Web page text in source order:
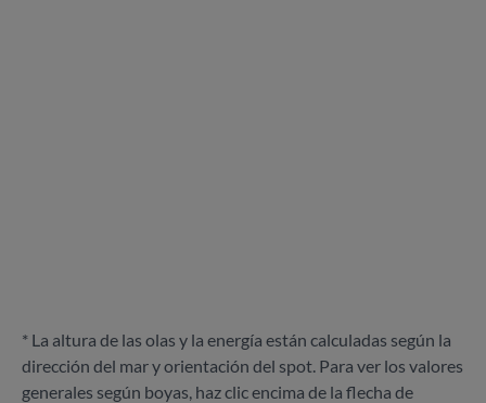
* La altura de las olas y la energía están calculadas según la
dirección del mar y orientación del spot. Para ver los valores
generales según boyas, haz clic encima de la flecha de